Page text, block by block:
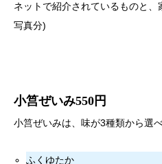
ネットで紹介されているものと
写真分)
小筥ぜいみ550円
小筥ぜいみは、味が3種類から選べ
ふくゆたか